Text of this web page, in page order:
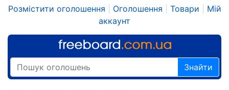
Розмістити оголошення Оголошення Товари
Мій
аккаунт
Знайти